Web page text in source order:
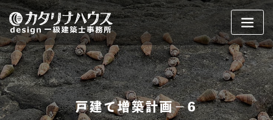
Skip
to
content
戸建て増築計画－6